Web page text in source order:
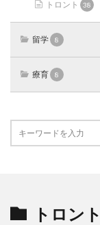
トロント 38
留学 8
療育 8
トロント